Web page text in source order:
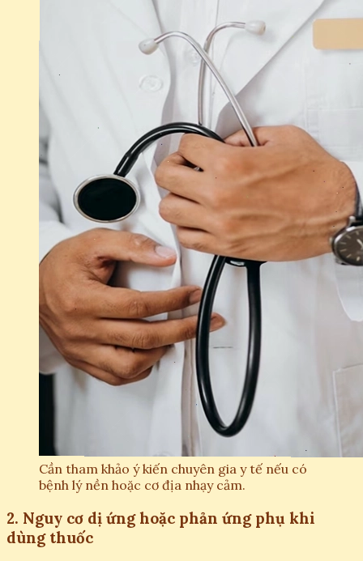
Cần tham khảo ý kiến chuyên gia y tế nếu có
bệnh lý nền hoặc cơ địa nhạy cảm.
2. Nguy cơ dị ứng hoặc phản ứng phụ khi
dùng thuốc